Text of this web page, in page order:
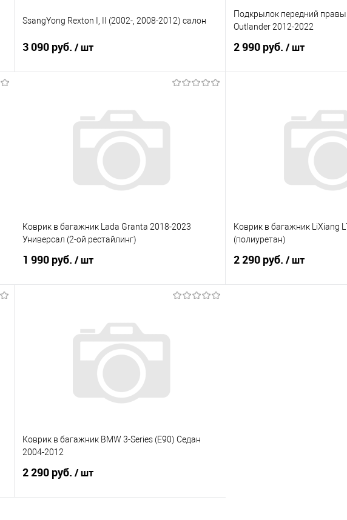
SsangYong Rexton I, II (2002-, 2008-2012) салон
3 090 руб. / шт
Купить в 1 клик
Сравнение
Под заказ
Подкрылок передний
Outlander 2012-2022
2 990 руб. / шт
Купить в 1 клик
Коврик в багажник Lada Granta 2018-2023
Универсал (2-ой рестайлинг)
1 990 руб. / шт
Купить в 1 клик
Сравнение
Под заказ
Коврик в багажник LiXiang
(полиуретан)
2 290 руб. / шт
Коврик в багажник BMW 3-Series (E90) Седан
2004-2012
2 290 руб. / шт